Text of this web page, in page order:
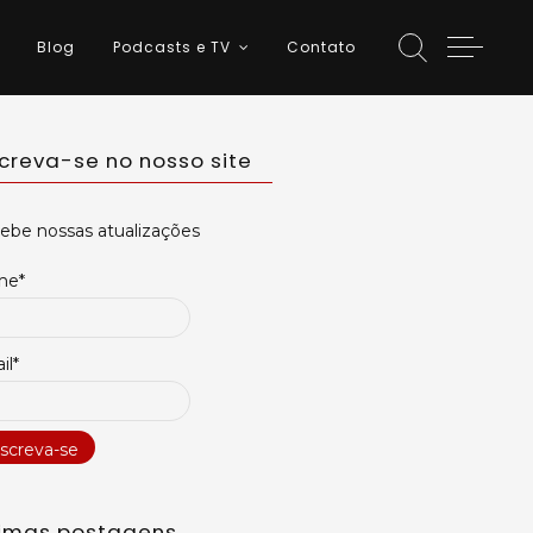
Blog Podcasts e TV Contato
se no nosso site
nossas atualizações